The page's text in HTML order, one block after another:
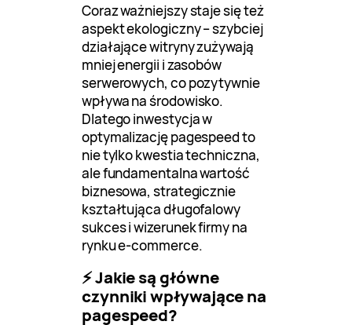
Coraz ważniejszy staje się też
aspekt ekologiczny – szybciej
działające witryny zużywają
mniej energii i zasobów
serwerowych, co pozytywnie
wpływa na środowisko.
Dlatego inwestycja w
optymalizację pagespeed to
nie tylko kwestia techniczna,
ale fundamentalna wartość
biznesowa, strategicznie
kształtująca długofalowy
sukces i wizerunek firmy na
rynku e-commerce.
⚡ Jakie są główne
czynniki wpływające na
pagespeed?